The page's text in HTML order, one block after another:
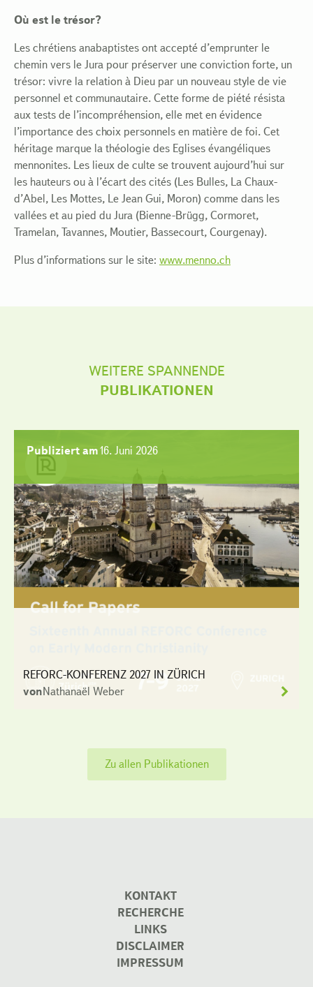
Où est le trésor?
Les chrétiens anabaptistes ont accepté d’emprunter le
chemin vers le Jura pour préserver une conviction forte, un
trésor: vivre la relation à Dieu par un nouveau style de vie
personnel et communautaire. Cette forme de piété résista
aux tests de l’incompréhension, elle met en évidence
l’importance des choix personnels en matière de foi. Cet
héritage marque la théologie des Eglises évangéliques
mennonites. Les lieux de culte se trouvent aujourd’hui sur
les hauteurs ou à l’écart des cités (Les Bulles, La Chaux-
d’Abel, Les Mottes, Le Jean Gui, Moron) comme dans les
vallées et au pied du Jura (Bienne-Brügg, Cormoret,
Tramelan, Tavannes, Moutier, Bassecourt, Courgenay).
Plus d’informations sur le site: www.menno.ch
WEITERE SPANNENDE
PUBLIKATIONEN
Publiziert am16. Juni 2026
REFORC-KONFERENZ 2027 IN ZÜRICH
vonNathanaël Weber
Zu allen Publikationen
KONTAKT
RECHERCHE
LINKS
DISCLAIMER
IMPRESSUM